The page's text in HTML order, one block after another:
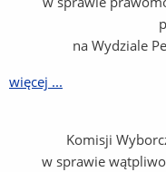
na Wydziale
więcej ...
Komisji
w sprawie